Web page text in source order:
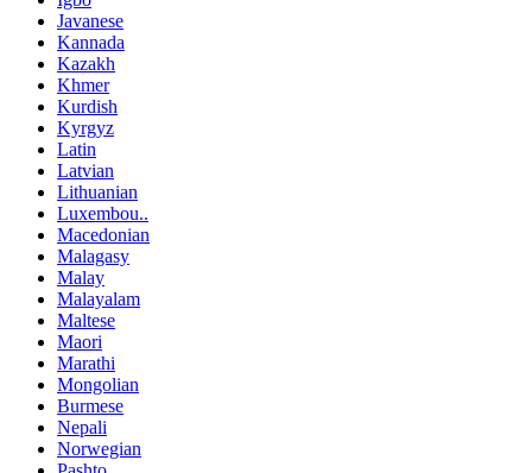
Javanese
Kannada
Kazakh
Khmer
Kurdish
Kyrgyz
Latin
Latvian
Lithuanian
Luxembou..
Macedonian
Malagasy
Malay
Malayalam
Maltese
Maori
Marathi
Mongolian
Burmese
Nepali
Norwegian